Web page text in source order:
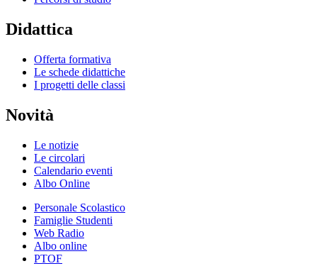
Didattica
Offerta formativa
Le schede didattiche
I progetti delle classi
Novità
Le notizie
Le circolari
Calendario eventi
Albo Online
Personale Scolastico
Famiglie Studenti
Web Radio
Albo online
PTOF